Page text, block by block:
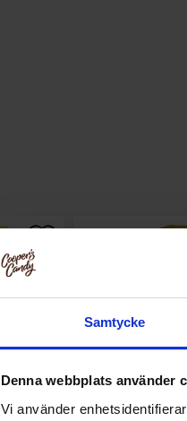
Samtycke
Denna webbplats använder
Vi använder